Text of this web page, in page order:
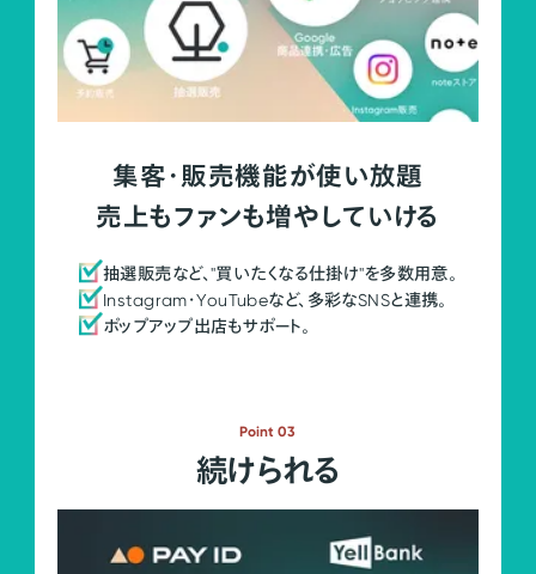
集客・販売機能が使い放題
売上もファンも増やしていける
抽選販売など、"買いたくなる仕掛け"を多数用意。
Instagram・YouTubeなど、多彩なSNSと連携。
ポップアップ出店もサポート。
Point 03
続けられる